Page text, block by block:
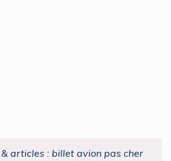
articles : billet avion pas cher